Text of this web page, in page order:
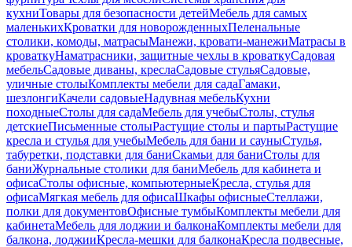
кухниТовары для безопасности детейМебель для самых
маленькихКроватки для новорожденныхПеленальные
столики, комоды, матрасыМанежи, кровати-манежиМатрасы в
кроваткуНаматрасники, защитные чехлы в кроваткуСадовая
мебельСадовые диваны, креслаСадовые стульяСадовые,
уличные столыКомплекты мебели для садаГамаки,
шезлонгиКачели садовыеНадувная мебельКухни
походныеСтолы для садаМебель для учебыСтолы, стулья
детскиеПисьменные столыРастущие столы и партыРастущие
кресла и стулья для учебыМебель для бани и сауныСтулья,
табуретки, подставки для баниСкамьи для баниСтолы для
баниЖурнальные столики для баниМебель для кабинета и
офисаСтолы офисные, компьютерныеКресла, стулья для
офисаМягкая мебель для офисаШкафы офисныеСтеллажи,
полки для документовОфисные тумбыКомплекты мебели для
кабинетаМебель для лоджии и балконаКомплекты мебели для
балкона, лоджииКресла-мешки для балконаКресла подвесные,